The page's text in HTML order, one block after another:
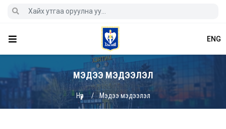
ENG
МЭДЭЭ МЭДЭЭЛЭЛ
Нүүр Мэдээ мэдээлэл